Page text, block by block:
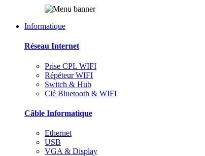
Informatique
Réseau Internet
Prise CPL WIFI
Répéteur WIFI
Switch & Hub
Clé Bluetooth & WIFI
Câble Informatique
Ethernet
USB
VGA & Display